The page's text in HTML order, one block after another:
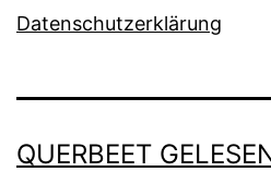
Datenschutzerklärung
QUERBEET